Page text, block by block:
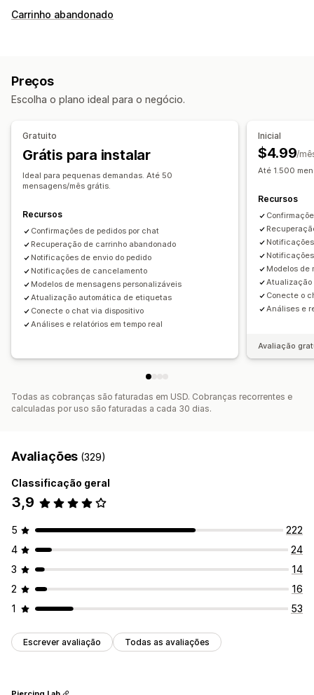
Mensagens em tempo real
Respostas automatizadas
Recuperação de carrinho
Descontos
Recomendações de produtos
Atualizações de pedidos
Personalização
Cor e fonte Emojis e adesivos
Horário comercial Mensagens de boas-vindas
Botões de chat
Marcação com tag
Atribuição de chat
Flows de chat Avatar do agente
Carrinho abandonado
Preços
Escolha o plano ideal para o negócio.
Gratuito
Grátis para instalar
Ideal para pequenas demandas. Até 50
mensagens/mês grátis.
Recursos
Confirmações de pedidos por chat
Recuperação de carrinho abandonado
Notificações de envio do pedido
Notificações de cancelamento
Modelos de mensagens personalizáveis
Atualização automática de etiquetas
Conecte o chat via dispositivo
Análises e relatórios em tempo real
Inicial
$4.99/
Até 1.500
Recursos
Modelos de
Conecte o
Análises e
Avaliação
Todas as cobranças são faturadas em USD. Cobranças recorrentes e
calculadas por uso são faturadas a cada 30 dias.
Avaliações (329)
Classificação geral
3,9
5
222
4
24
3
14
2
16
1
53
Escrever avaliação Todas as avaliações